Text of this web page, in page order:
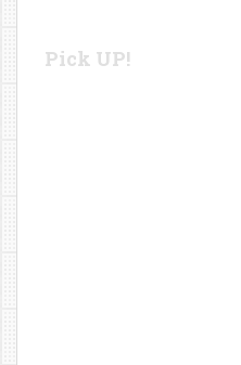
Pick UP!